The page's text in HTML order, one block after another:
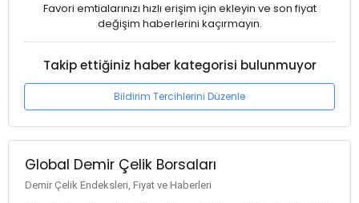
Favori emtialarınızı hızlı erişim için ekleyin ve son fiyat
değişim haberlerini kaçırmayın.
Takip ettiğiniz haber kategorisi bulunmuyor
Bildirim Tercihlerini Düzenle
Global Demir Çelik Borsaları
Demir Çelik Endeksleri, Fiyat ve Haberleri